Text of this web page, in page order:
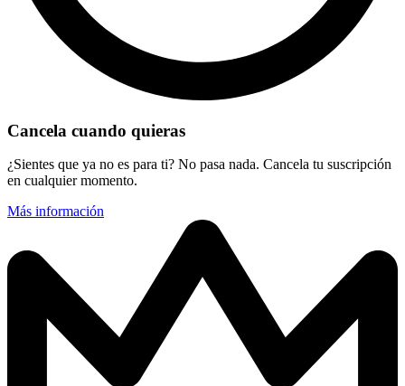
Cancela cuando quieras
¿Sientes que ya no es para ti? No pasa nada. Cancela tu suscripción
en cualquier momento.
Más información